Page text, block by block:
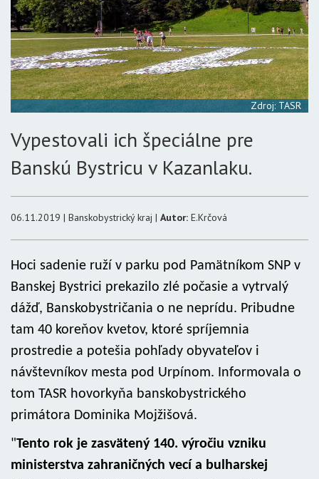
Zdroj: TASR
Vypestovali ich špeciálne pre
Banskú Bystricu v Kazanlaku.
06.11.2019 | Banskobystrický kraj | Autor: E.Krčová
Hoci sadenie ruží v parku pod Pamätníkom SNP v
Banskej Bystrici prekazilo zlé počasie a vytrvalý
dážď, Banskobystričania o ne neprídu. Pribudne
tam 40 koreňov kvetov, ktoré spríjemnia
prostredie a potešia pohľady obyvateľov i
návštevníkov mesta pod Urpínom. Informovala o
tom TASR hovorkyňa banskobystrického
primátora Dominika Mojžišová.
"Tento rok je zasvätený 140. výročiu vzniku
ministerstva zahraničných vecí a bulharskej